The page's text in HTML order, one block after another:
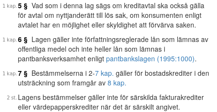
5 § Vad som i denna lag sägs om kreditavtal ska också gälla
för avtal om nyttjanderätt till lös sak, om konsumenten enligt
avtalet har en möjlighet eller skyldighet att förvärva saken.
6 § Lagen gäller inte författningsreglerade lån som lämnas av
offentliga medel och inte heller lån som lämnas i
pantbanksverksamhet enligt pantbankslagen (1995:1000).
7 § Bestämmelserna i 2-7 kap. gäller för bostadskrediter i den
utsträckning som framgår av 8 kap.
Lagens bestämmelser gäller inte för särskilda fakturakrediter
eller värdepapperskrediter när det är särskilt angivet.